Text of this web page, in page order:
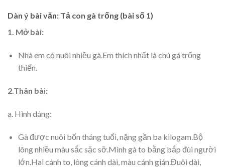
Dàn ý bài văn: Tả con gà trống (bài số 1)
1. Mở bài:
Nhà em có nuôi nhiều gà.Em thích nhất là chú gà trống
thiến.
2.Thân bài:
a. Hình dáng:
Gà được nuôi bốn tháng tuổi, nặng gần ba kilogam.Bộ
lông nhiều màu sắc sặc sỡ.Mình gà to bằng bắp đùi người
lớn.Hai cánh to, lông cánh dài, màu cánh gián.Đuôi dài,